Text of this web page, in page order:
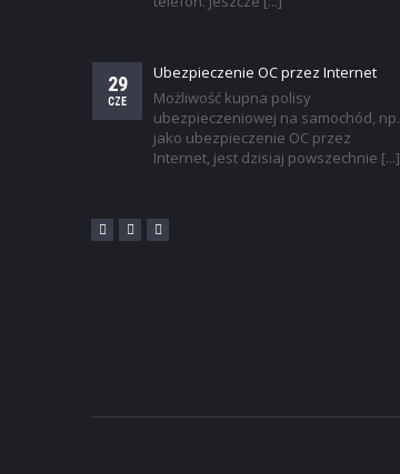
29
CZE
Ubezpieczenie OC przez Internet
Możliwość kupna polisy
ubezpieczeniowej na samochód, np.
jako ubezpieczenie OC przez
Internet, jest dzisiaj powszechnie [...]